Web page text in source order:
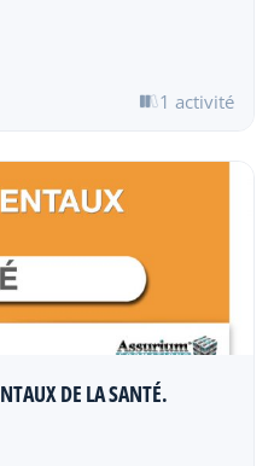
1 activité
DE LA SANTÉ.